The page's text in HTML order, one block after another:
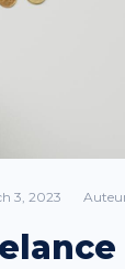
3, 2023